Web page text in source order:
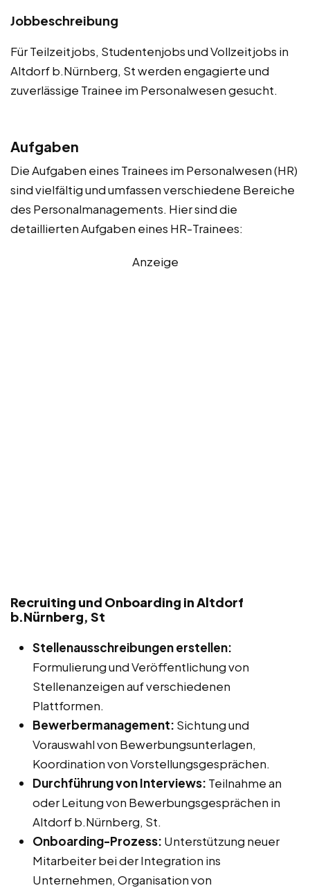
Jobbeschreibung
Für Teilzeitjobs, Studentenjobs und Vollzeitjobs in
Altdorf b.Nürnberg, St werden engagierte und
zuverlässige Trainee im Personalwesen gesucht.
Aufgaben
Die Aufgaben eines Trainees im Personalwesen (HR)
sind vielfältig und umfassen verschiedene Bereiche
des Personalmanagements. Hier sind die
detaillierten Aufgaben eines HR-Trainees:
Anzeige
Recruiting und Onboarding in Altdorf
b.Nürnberg, St
Stellenausschreibungen erstellen:
Formulierung und Veröffentlichung von
Stellenanzeigen auf verschiedenen
Plattformen.
Bewerbermanagement: Sichtung und
Vorauswahl von Bewerbungsunterlagen,
Koordination von Vorstellungsgesprächen.
Durchführung von Interviews: Teilnahme an
oder Leitung von Bewerbungsgesprächen in
Altdorf b.Nürnberg, St.
Onboarding-Prozess: Unterstützung neuer
Mitarbeiter bei der Integration ins
Unternehmen, Organisation von